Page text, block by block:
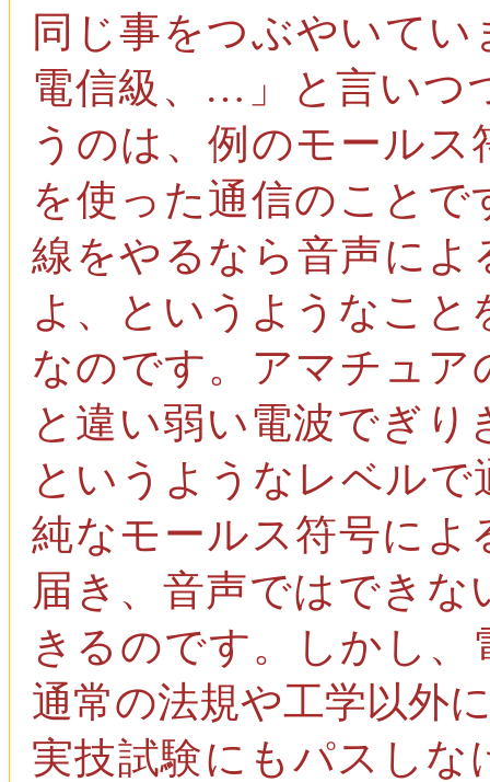
同じ事をつぶやいて
電信級、…」と言いつ
うのは、例のモール
を使った通信のこと
線をやるなら音声によ
よ、というようなこ
なのです。アマチュ
と違い弱い電波でぎ
というようなレベル
純なモールス符号によ
届き、音声ではでき
きるのです。しかし
通常の法規や工学以外
実技試験にもパスしな